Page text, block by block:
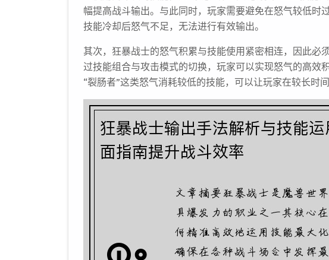
幅提高战斗输出。与此同时，玩家需要避免在怒气较低时
技能冷却后怒气不足，无法进行有效输出。
其次，狂暴战士的怒气积累与技能使用紧密相连，因此必
过技能组合与攻击模式的切换，玩家可以实现怒气的高效
“裂肠者”这类怒气消耗较低的技能，可以让玩家在较长时